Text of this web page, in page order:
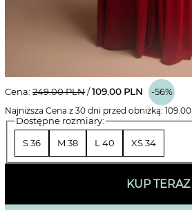
Cena:249.00PLN /109.00 PLN
-56%
Najniższa Cena z 30 dni przed obniżką:109.00
Dostępne rozmiary:
S 36 M 38 L 40 XS 34
KUP TERAZ